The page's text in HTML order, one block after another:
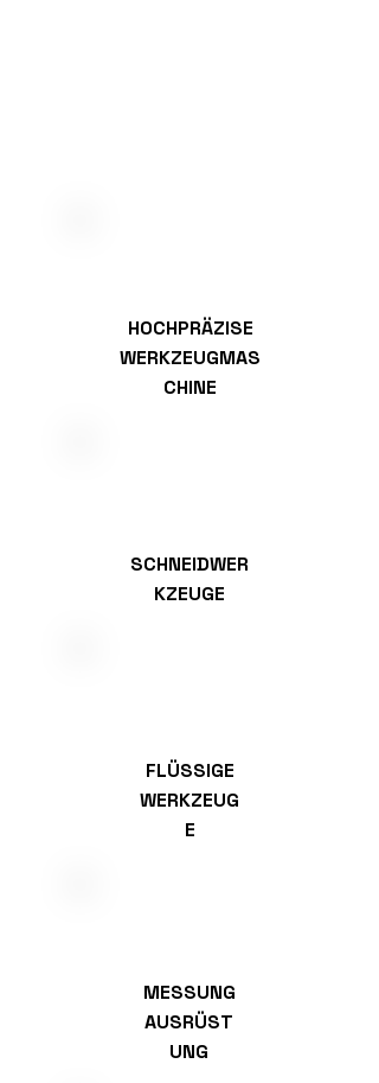
HOCHPRÄZISE
WERKZEUGMAS
CHINE
SCHNEIDWER
KZEUGE
FLÜSSIGE
WERKZEUG
E
MESSUNG
AUSRÜST
UNG